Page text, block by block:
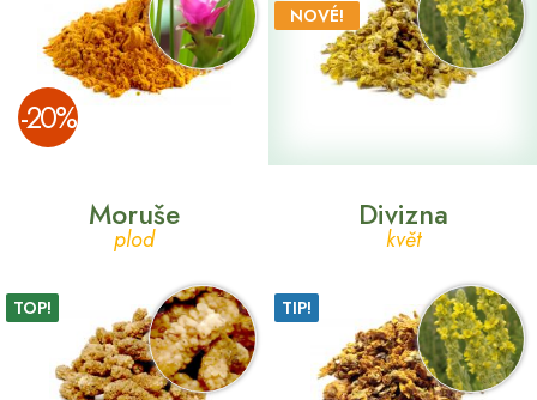
­-20%
NOVÉ!
Moruše
plod
TOP!
Divizna
květ
TIP!